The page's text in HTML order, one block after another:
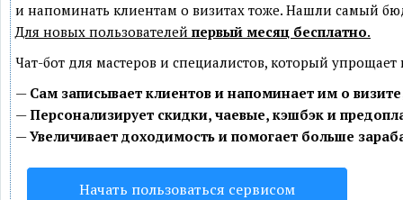
и напоминать клиентам о визитах тоже. Нашли самый
Для новых пользователей первый месяц бесплатно.
Чат-бот для мастеров и специалистов, который
— Сам записывает клиентов и напоминает им о
—Персонализирует скидки, чаевые, кэшбэк и
—Увеличивает доходимость и помогает больше
Начать пользоваться сервисом